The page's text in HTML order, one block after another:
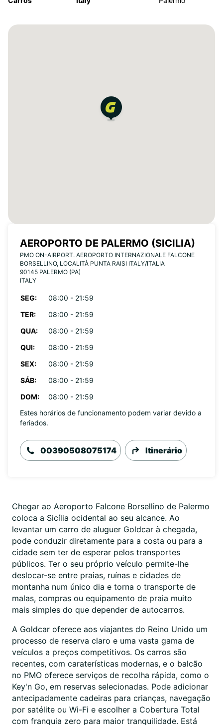
AEROPORTO DE PALERMO (SICILIA)
PMO ON-AIRPORT. AEROPORTO INTERNAZIONALE FALCONE
BORSELLINO, LOCALITÀ PUNTA RAISI ITALY/ITALIA
90145 PALERMO (PA)
ITALY
SEG:
08:00 - 21:59
TER:
08:00 - 21:59
QUA:
08:00 - 21:59
QUI:
08:00 - 21:59
SEX:
08:00 - 21:59
SÁB:
08:00 - 21:59
DOM:
08:00 - 21:59
Estes horários de funcionamento podem variar devido a
feriados.
00390508075174 Itinerário
Chegar ao Aeroporto Falcone Borsellino de Palermo
coloca a Sicília ocidental ao seu alcance. Ao
levantar um carro de aluguer Goldcar à chegada,
pode conduzir diretamente para a costa ou para a
cidade sem ter de esperar pelos transportes
públicos. Ter o seu próprio veículo permite-lhe
deslocar-se entre praias, ruínas e cidades de
montanha num único dia e torna o transporte de
malas, compras ou equipamento de praia muito
mais simples do que depender de autocarros.
A Goldcar oferece aos viajantes do Reino Unido um
processo de reserva claro e uma vasta gama de
veículos a preços competitivos. Os carros são
recentes, com caraterísticas modernas, e o balcão
no PMO oferece serviços de recolha rápida, como o
Key'n Go, em reservas selecionadas. Pode adicionar
antecipadamente cadeiras para crianças, navegação
por satélite ou Wi-Fi e escolher a Cobertura Total
com franquia zero para maior tranquilidade. Está